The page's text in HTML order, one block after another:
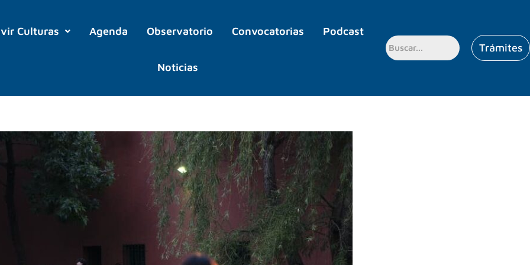
Culturas Agenda Observatorio Convocatorias Podcast
Noticias
Trámites